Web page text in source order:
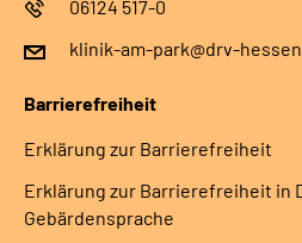
06124 517-0
klinik-am-park@drv-
Barrierefreiheit
Erklärung zur Barrierefreiheit
Erklärung zur Barrierefreiheit in
Gebärdensprache